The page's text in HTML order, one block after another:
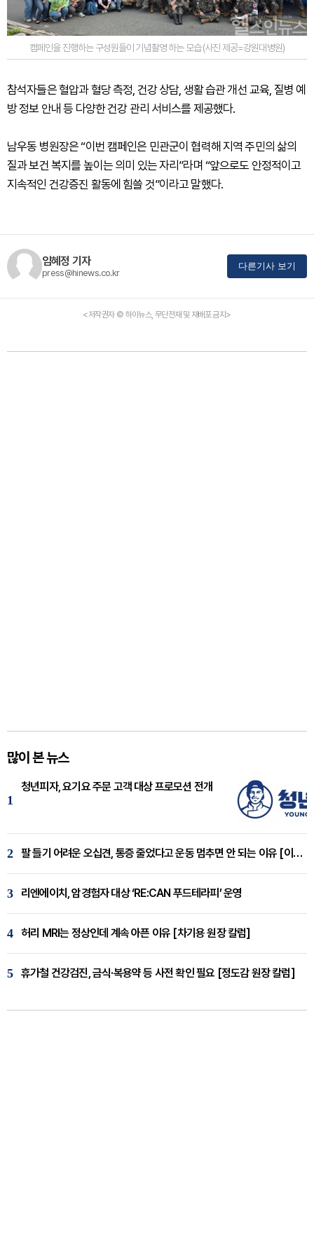
캠페인을 진행하는 구성원들이 기념촬영 하는 모습 (사진 제공=강원대병원)
참석자들은 혈압과 혈당 측정, 건강 상담, 생활 습관 개선 교육, 질병 예
방 정보 안내 등 다양한 건강 관리 서비스를 제공했다.
남우동 병원장은 “이번 캠페인은 민관군이 협력해 지역 주민의 삶의
질과 보건 복지를 높이는 의미 있는 자리”라며 “앞으로도 안정적이고
지속적인 건강증진 활동에 힘쓸 것”이라고 말했다.
임혜정 기자
press@hinews.co.kr
다른기사 보기
<저작권자 © 하이뉴스, 무단전재 및 재배포 금지>
많이 본 뉴스
1
청년피자, 요기요 주문 고객 대상 프로모션 전개
2 팔 들기 어려운 오십견, 통증 줄었다고 운동 멈추면 안 되는 이유 [이병욱 원장 칼럼]
3 리엔에이치, 암경험자 대상 ‘RE:CAN 푸드테라피’ 운영
4 허리 MRI는 정상인데 계속 아픈 이유 [차기용 원장 칼럼]
5 휴가철 건강검진, 금식·복용약 등 사전 확인 필요 [정도감 원장 칼럼]